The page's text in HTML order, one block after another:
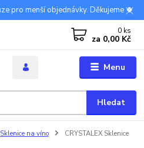
pro menší objednávky. Děkujeme 🍀
Menu
Hledat
0 ks
za 0,00 Kč
Sklenice na víno
CRYSTALEX Sklenice